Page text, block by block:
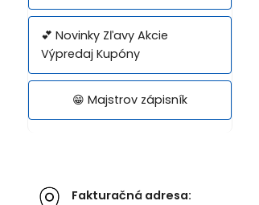
💕 Novinky Zľavy Akcie
Výpredaj Kupóny
😁 Majstrov zápisník
Fakturačná adresa: